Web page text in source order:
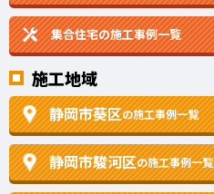
集合住宅の施工事例一覧
施工地域
静岡市葵区の施工事例一覧
静岡市駿河区の施工事例一覧